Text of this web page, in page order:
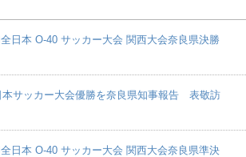
日本 O-40 サッカー大会 関西大会奈良県決勝
本サッカー大会優勝を奈良県知事報告 表敬訪
日本 O-40 サッカー大会 関西大会奈良県準決